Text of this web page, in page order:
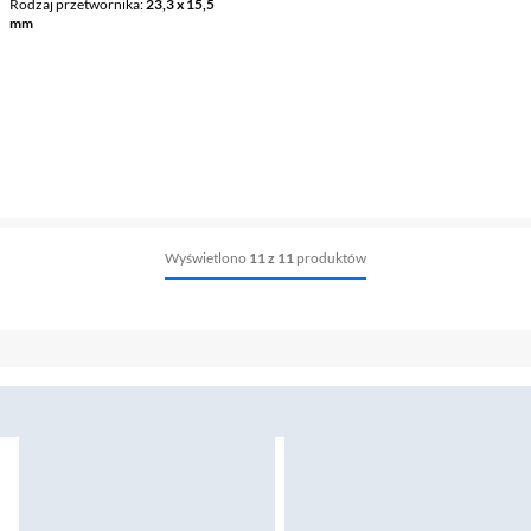
Rodzaj przetwornika 23,3 x 15,5
mm
Wyświetlono 11 z 11 produktów